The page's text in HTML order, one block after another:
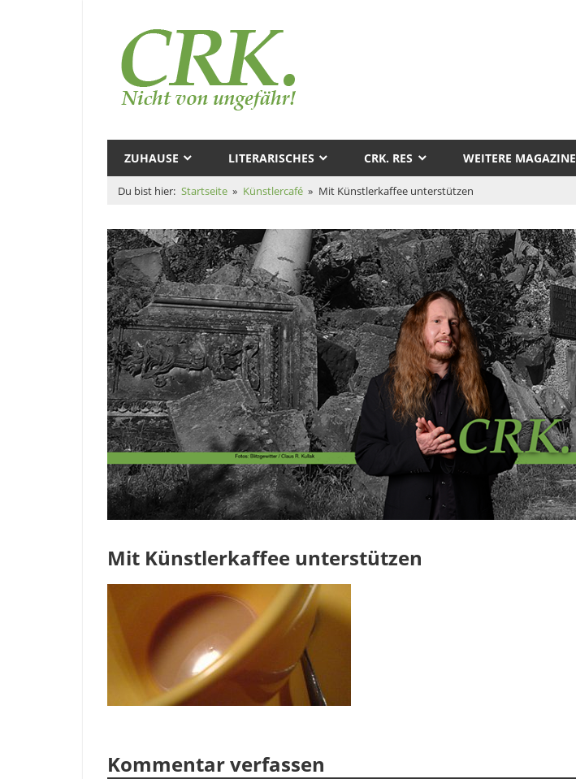
springen
Kullak
und
Zeugs
ZUHAUSE LITERARISCHES CRK. RES WEITERE MAGAZINE
Du bist hier: Startseite Künstlercafé Mit Künstlerkaffee unterstützen
Mit Künstlerkaffee unterstützen
Kommentar verfassen